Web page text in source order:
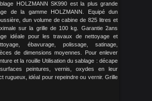
HOLZMANN SK990 est la plus grande
de la gamme HOLZMANN. Equipé dun
dun volume de cabine de 825 litres et
sur la grille de 100 kg. Garantie 2ans
idéale pour les travaux de nettoyage et
ébavurage, polissage, satinage,
de dimensions moyennes. Pour enlever
et la rouille Utilisation du sablage : décape
peintures, vernis, oxydes en leur
rugueux, idéal pour repeindre ou vernir. Grille